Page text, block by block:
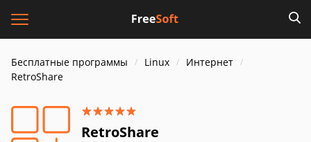
Бесплатные программы Linux
Интернет
RetroShare
RetroShare